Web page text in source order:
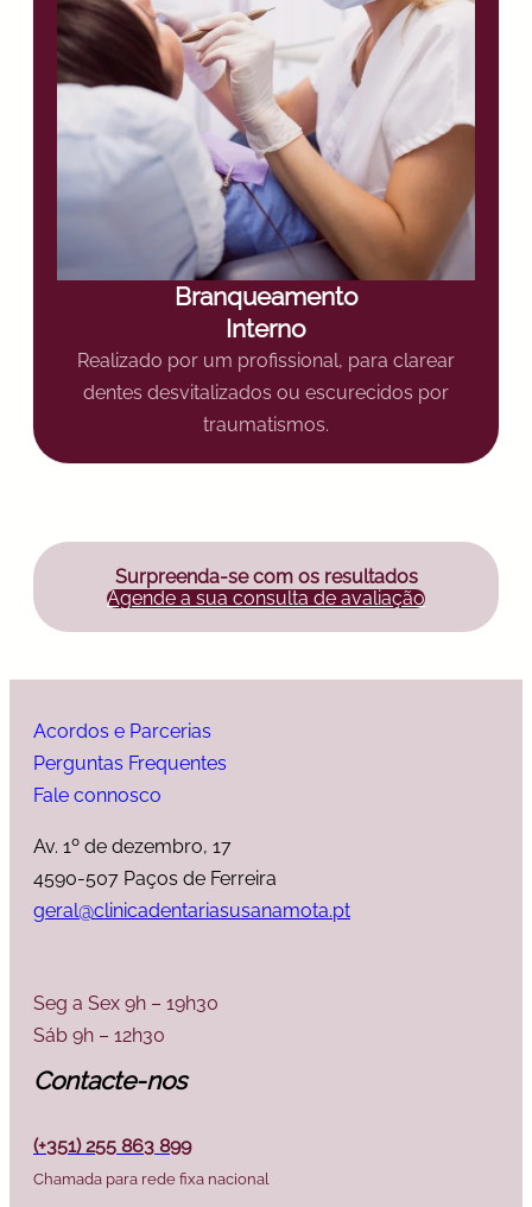
Branqueamento
Interno
Realizado por um profissional, para clarear
dentes desvitalizados ou escurecidos por
traumatismos.
Surpreenda-se com os resultados
Agende a sua consulta de avaliação
Acordos e Parcerias
Perguntas Frequentes
Fale connosco
Av. 1º de dezembro, 17
4590-507 Paços de Ferreira
geral@clinicadentariasusanamota.pt
Seg a Sex 9h – 19h30
Sáb 9h – 12h30
Contacte-nos
(+351) 255 863 899
Chamada para rede fixa nacional